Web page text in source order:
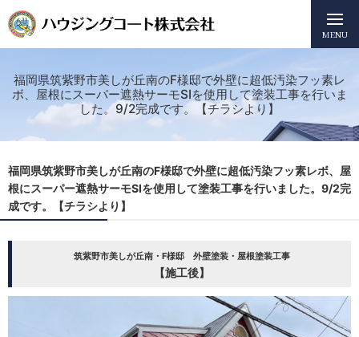
MENU
福岡県筑紫野市美しが丘南のF様邸で外壁に超低汚染フッ素レ
ボ、屋根にスーパー遮熱サーモSIを使用して塗装工事を行いま
した。9/2完成です。【チラシより】
福岡県筑紫野市美しが丘南のF様邸で外壁に超低汚染フッ素レボ、屋
根にスーパー遮熱サーモSIを使用して塗装工事を行いました。9/2完
成です。【チラシより】
筑紫野市美しが丘南・F様邸 外壁塗装・屋根塗装工事
【施工後】